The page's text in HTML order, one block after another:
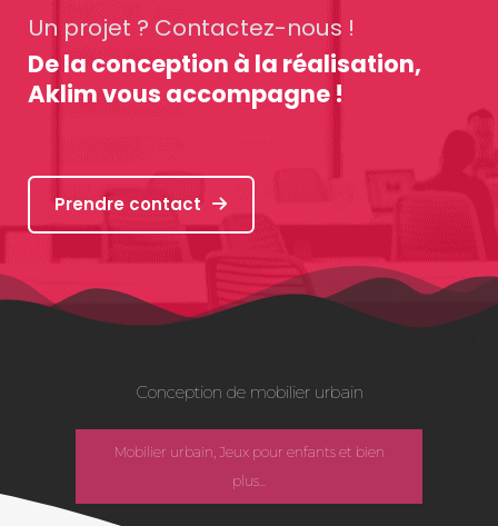
Un projet ? Contactez-nous !
De la conception à la réalisation,
Aklim vous accompagne !
Prendre contact
Conception de mobilier urbain
Mobilier urbain, Jeux pour enfants et bien
plus...